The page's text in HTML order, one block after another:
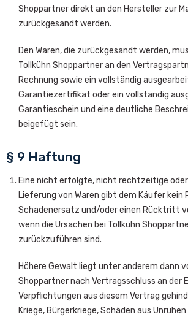
Shoppartner direkt an den Hersteller zur
zurückgesandt werden.
Den Waren, die zurückgesandt werden,
Tollkühn Shoppartner an den
Rechnung sowie ein vollständig
Garantiezertifikat oder ein vollständig
Garantieschein und eine deutliche
beigefügt sein.
§ 9 Haftung
Eine nicht erfolgte, nicht rechtzeitige
Lieferung von Waren gibt dem Käufer kein
Schadenersatz und/oder einen Rücktritt
wenn die Ursachen bei Tollkühn
zurückzuführen sind.
Höhere Gewalt liegt unter anderem dann
Shoppartner nach Vertragsschluss an der
Verpflichtungen aus diesem Vertrag
Kriege, Bürgerkriege, Schäden aus